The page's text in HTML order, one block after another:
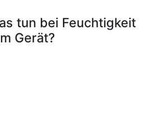
tun bei Feuchtigkeit
Gerät?